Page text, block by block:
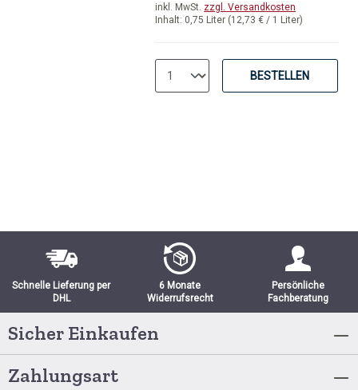
Inhalt: 0,75 Liter (12,73 € / 1 Liter)
inkl. MwSt. zzgl. Versandkosten
BESTELLEN
Schnelle Lieferung per
DHL
6 Monate
Widerrufsrecht
Persönliche
Fachberatung
Sicher Einkaufen
Zahlungsart